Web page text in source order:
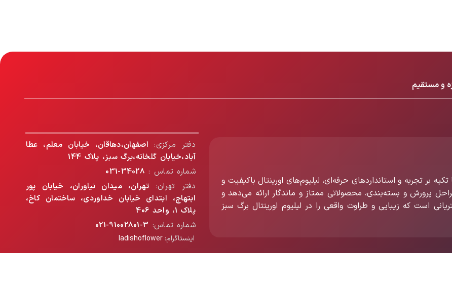
و مستقیم
بر تجربه و استانداردهای حرفه‌ای، لیلیوم‌های اورینتال باکیفیت و
پرورش و بسته‌بندی، محصولاتی ممتاز و ماندگار ارائه می‌دهد و
است که زیبایی و طراوت واقعی را در لیلیوم اورینتال برگ سبز
دفتر مرکزی: اصفهان،دهاقان، خیابان معلم، عطا
آباد،خیابان گلخانه،برگ سبز، پلاک 144
شماره تماس : 34028-031
دفتر تهران: تهران، میدان نیاوران، خیابان پور
ابتهاج، ابتدای خیابان خداوردی، ساختمان کاخ،
پلاک 1، واحد 406
شماره تماس: 3-91002801-021
اینستاگرام: ladishoflower